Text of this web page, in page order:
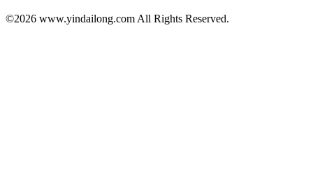
©2026 www.yindailong.com All Rights Reserved.